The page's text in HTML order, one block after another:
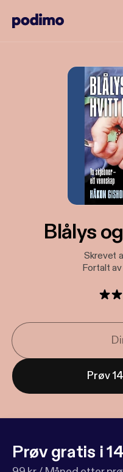
Blålys
Skrevet
Fortalt
Prøv
Prøv gratis i